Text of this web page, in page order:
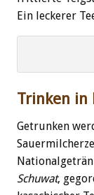
Ein leckerer
Trinken in
Getrunken
Schuwat,